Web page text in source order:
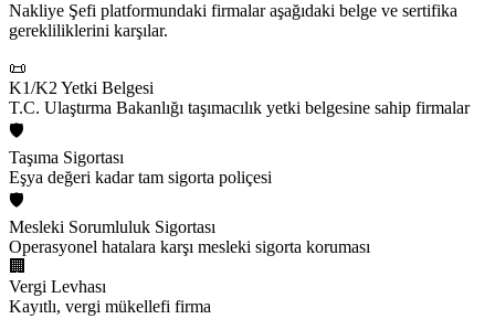
Nakliye Şefi platformundaki firmalar aşağıdaki belge ve sertifika
gerekliliklerini karşılar.
📜
K1/K2 Yetki Belgesi
T.C. Ulaştırma Bakanlığı taşımacılık yetki belgesine sahip firmalar
🛡️
Taşıma Sigortası
Eşya değeri kadar tam sigorta poliçesi
🛡️
Mesleki Sorumluluk Sigortası
Operasyonel hatalara karşı mesleki sigorta koruması
🏢
Vergi Levhası
Kayıtlı, vergi mükellefi firma